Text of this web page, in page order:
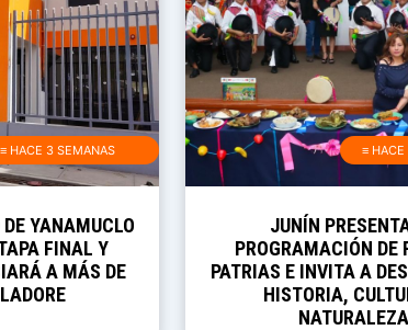
≡ HACE 3 SEMANAS
YANAMUCLO
FINAL Y
A MÁS DE
≡
JUNÍN
PROGRAMACIÓN DE
PATRIAS E INVITA A
HISTORIA,
NATURALEZA